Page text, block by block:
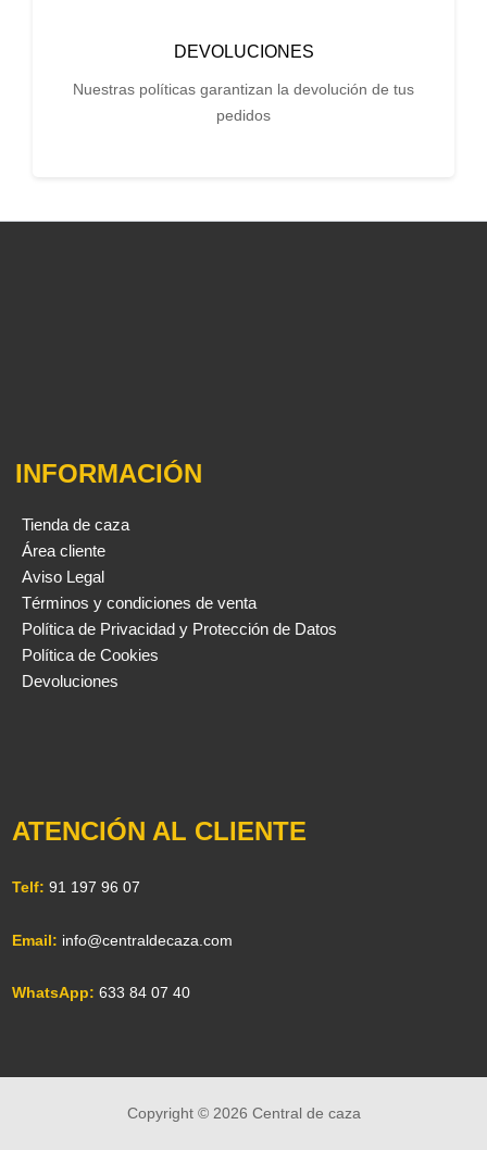
DEVOLUCIONES
Nuestras políticas garantizan la devolución de tus
pedidos
INFORMACIÓN
Tienda de caza
Área cliente
Aviso Legal
Términos y condiciones de venta
Política de Privacidad y Protección de Datos
Política de Cookies
Devoluciones
ATENCIÓN AL CLIENTE
Telf: 91 197 96 07
Email: info@centraldecaza.com
WhatsApp: 633 84 07 40
Copyright © 2026 Central de caza